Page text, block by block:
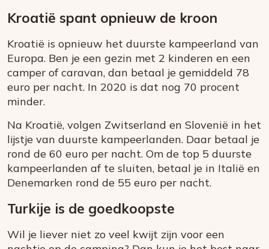
Kroatië spant opnieuw de kroon
Kroatië is opnieuw het duurste kampeerland van
Europa. Ben je een gezin met 2 kinderen en een
camper of caravan, dan betaal je gemiddeld 78
euro per nacht. In 2020 is dat nog 70 procent
minder.
Na Kroatië, volgen Zwitserland en Slovenië in het
lijstje van duurste kampeerlanden. Daar betaal je
rond de 60 euro per nacht. Om de top 5 duurste
kampeerlanden af te sluiten, betaal je in Italië en
Denemarken rond de 55 euro per nacht.
Turkije is de goedkoopste
Wil je liever niet zo veel kwijt zijn voor een